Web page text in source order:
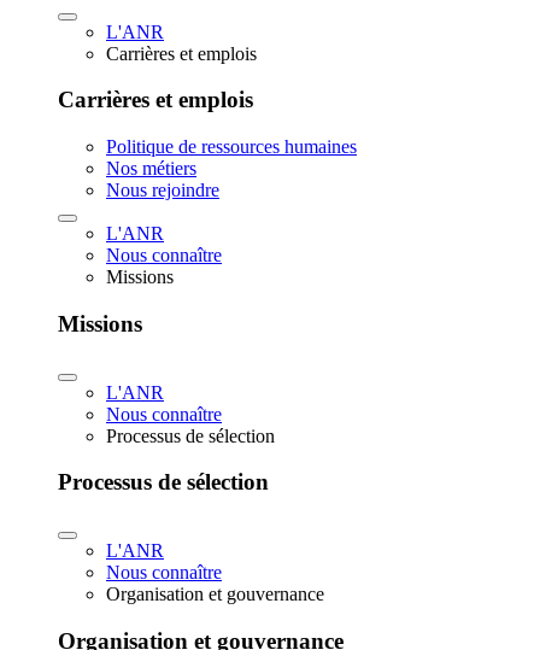
L'ANR
Carrières et emplois
Carrières et emplois
Politique de ressources humaines
Nos métiers
Nous rejoindre
L'ANR
Nous connaître
Missions
Missions
L'ANR
Nous connaître
Processus de sélection
Processus de sélection
L'ANR
Nous connaître
Organisation et gouvernance
Organisation et gouvernance